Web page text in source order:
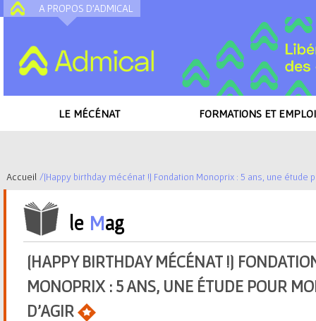
A PROPOS D'ADMICAL
LE MÉCÉNAT FORMATIONS ET
Accueil /[Happy birthday mécénat !] Fondation Monoprix : 5 ans, une
le Mag
[HAPPY BIRTHDAY MÉCÉNAT !]
MONOPRIX : 5 ANS, UNE ÉTUDE POUR
D'AGIR